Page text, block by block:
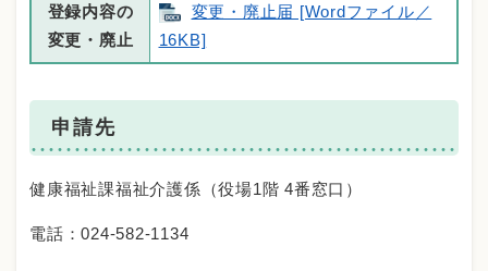
登録内容の
変更・廃止
変更・廃止届 [Wordファイル／
16KB]
申請先
健康福祉課福祉介護係（役場1階 4番窓口）
電話：024-582-1134